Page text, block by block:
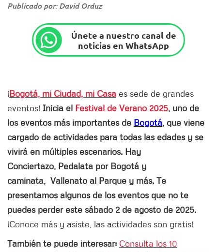
Publicado por: David Orduz
Únete a nuestro canal de
noticias en WhatsApp
¡Bogotá, mi Ciudad, mi Casa es sede de grandes
eventos! Inicia el Festival de Verano 2025, uno de
los eventos más importantes de Bogotá, que viene
cargado de actividades para todas las edades y se
vivirá en múltiples escenarios. Hay
Conciertazo, Pedalata por Bogotá y
caminata, Vallenato al Parque y más. Te
presentamos algunos de los eventos que no te
puedes perder este sábado 2 de agosto de 2025.
¡Conoce más y asiste, las actividades son gratis!
También te puede interesar: Consulta los 10